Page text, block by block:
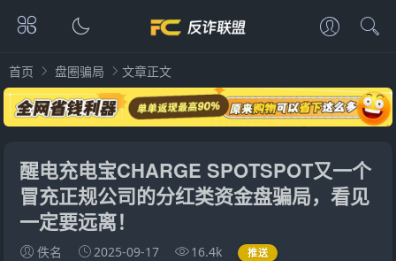
首页 盘圈骗局 文章正文
醒电充电宝CHARGE SPOTSPOT又一个
冒充正规公司的分红类资金盘骗局，看见
一定要远离！
佚名 2025-09-17 16.4k 推送